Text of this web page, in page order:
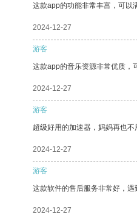
这款app的功能非常丰富，可以
2024-12-27
游客
这款app的音乐资源非常优质，
2024-12-27
游客
超级好用的加速器，妈妈再也不
2024-12-27
游客
这款软件的售后服务非常好，遇
2024-12-27